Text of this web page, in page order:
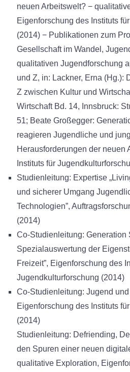
neuen Arbeitswelt? −
Eigenforschung des Instituts
(2014) − Publikationen zum
Gesellschaft im Wandel,
qualitativen Jugendforschung
und Z, in: Lackner, Erna (Hg.):
Z zwischen Kultur und
Wirtschaft Bd. 14, Innsbruck:
51; Beate Großegger:
reagieren Jugendliche und
Herausforderungen der neuen
Instituts für
Studienleitung: Expertise
und sicherer Umgang
Technologien”,
(2014)
Co-Studienleitung: Generation
Spezialauswertung der
Freizeit”, Eigenforschung des
Jugendkulturforschung (2014)
Co-Studienleitung: Jugend
Eigenforschung des Instituts
(2014)
Studienleitung: Defriending,
den Spuren einer neuen
qualitative Exploration,